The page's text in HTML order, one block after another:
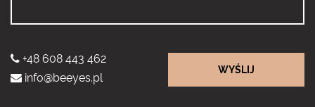
+48 608 443 462
info@beeyes.pl
WYŚLIJ